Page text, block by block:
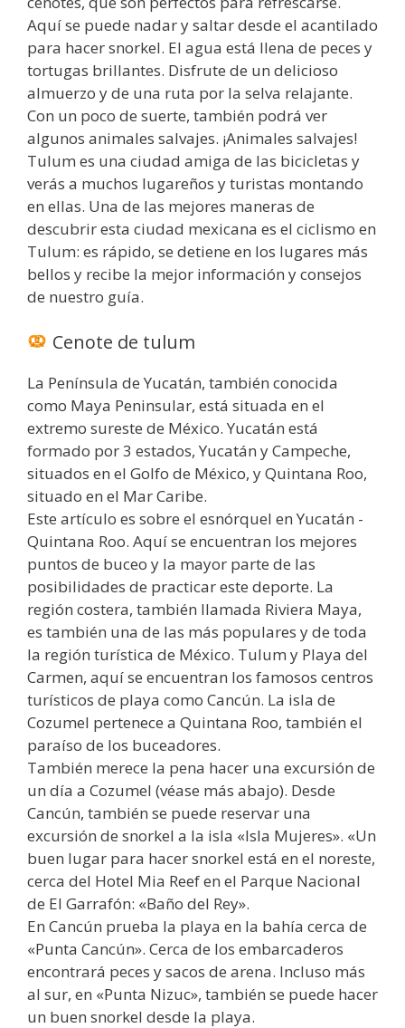
Aquí se puede nadar y saltar desde el acantilado
para hacer snorkel. El agua está llena de peces y
tortugas brillantes. Disfrute de un delicioso
almuerzo y de una ruta por la selva relajante.
Con un poco de suerte, también podrá ver
algunos animales salvajes. ¡Animales salvajes!
Tulum es una ciudad amiga de las bicicletas y
verás a muchos lugareños y turistas montando
en ellas. Una de las mejores maneras de
descubrir esta ciudad mexicana es el ciclismo en
Tulum: es rápido, se detiene en los lugares más
bellos y recibe la mejor información y consejos
de nuestro guía.
Cenote de tulum
La Península de Yucatán, también conocida
como Maya Peninsular, está situada en el
extremo sureste de México. Yucatán está
formado por 3 estados, Yucatán y Campeche,
situados en el Golfo de México, y Quintana Roo,
situado en el Mar Caribe.
Este artículo es sobre el esnórquel en Yucatán -
Quintana Roo. Aquí se encuentran los mejores
puntos de buceo y la mayor parte de las
posibilidades de practicar este deporte. La
región costera, también llamada Riviera Maya,
es también una de las más populares y de toda
la región turística de México. Tulum y Playa del
Carmen, aquí se encuentran los famosos centros
turísticos de playa como Cancún. La isla de
Cozumel pertenece a Quintana Roo, también el
paraíso de los buceadores.
También merece la pena hacer una excursión de
un día a Cozumel (véase más abajo). Desde
Cancún, también se puede reservar una
excursión de snorkel a la isla «Isla Mujeres». «Un
buen lugar para hacer snorkel está en el noreste,
cerca del Hotel Mia Reef en el Parque Nacional
de El Garrafón: «Baño del Rey».
En Cancún prueba la playa en la bahía cerca de
«Punta Cancún». Cerca de los embarcaderos
encontrará peces y sacos de arena. Incluso más
al sur, en «Punta Nizuc», también se puede hacer
un buen snorkel desde la playa.